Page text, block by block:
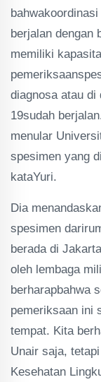
berjalan dengan
memiliki
diagnosa atau di
19sudah
menular
spesimen yang
kataYuri.
Dia
spesimen
berada di
oleh lembaga
berharapbahwa
pemeriksaan ini
tempat. Kita
Unair saja,
Kesehatan